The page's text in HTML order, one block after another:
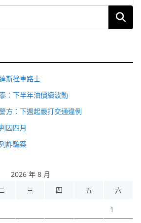
斯挫車路士
：下半年油價續波動
方：下週起嚴打交通違例
囚四月
詐騙案
2026 年 8 月
三 四 五 六
1